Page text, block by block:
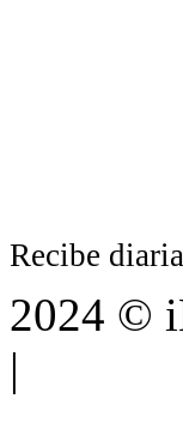
Recibe
2024 ©
|